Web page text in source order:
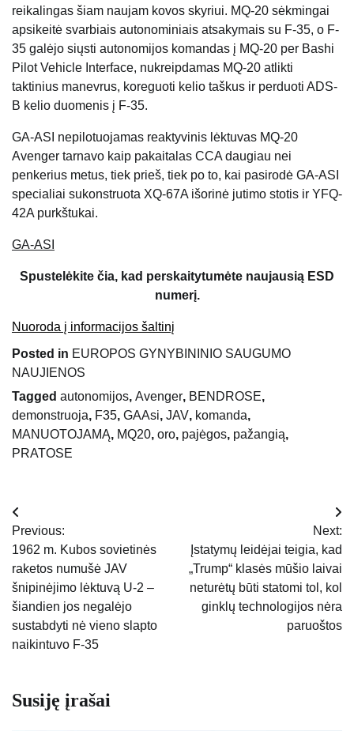
reikalingas šiam naujam kovos skyriui. MQ-20 sėkmingai
apsikeitė svarbiais autonominiais atsakymais su F-35, o F-
35 galėjo siųsti autonomijos komandas į MQ-20 per Bashi
Pilot Vehicle Interface, nukreipdamas MQ-20 atlikti
taktinius manevrus, koreguoti kelio taškus ir perduoti ADS-
B kelio duomenis į F-35.
GA-ASI nepilotuojamas reaktyvinis lėktuvas MQ-20
Avenger tarnavo kaip pakaitalas CCA daugiau nei
penkerius metus, tiek prieš, tiek po to, kai pasirodė GA-ASI
specialiai sukonstruota XQ-67A išorinė jutimo stotis ir YFQ-
42A purkštukai.
GA-ASI
Spustelėkite čia, kad perskaitytumėte naujausią ESD
numerį.
Nuoroda į informacijos šaltinį
Posted in EUROPOS GYNYBININIO SAUGUMO
NAUJIENOS
Tagged autonomijos, Avenger, BENDROSE,
demonstruoja, F35, GAAsi, JAV, komanda,
MANUOTOJAMĄ, MQ20, oro, pajėgos, pažangią,
PRATOSE
Navigacija
tarp
įrašų
Previous:
1962 m. Kubos sovietinės
raketos numušė JAV
šnipinėjimo lėktuvą U-2 –
šiandien jos negalėjo
sustabdyti nė vieno slapto
naikintuvo F-35
Next:
Įstatymų leidėjai teigia, kad
„Trump“ klasės mūšio laivai
neturėtų būti statomi tol, kol
ginklų technologijos nėra
paruoštos
Susiję įrašai